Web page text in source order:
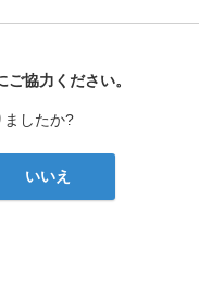
協力ください。
ましたか?
いいえ